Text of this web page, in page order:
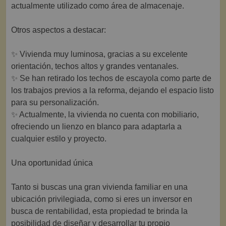
actualmente utilizado como área de almacenaje.
Otros aspectos a destacar:
✨ Vivienda muy luminosa, gracias a su excelente
orientación, techos altos y grandes ventanales.
✨ Se han retirado los techos de escayola como parte de
los trabajos previos a la reforma, dejando el espacio listo
para su personalización.
✨ Actualmente, la vivienda no cuenta con mobiliario,
ofreciendo un lienzo en blanco para adaptarla a
cualquier estilo y proyecto.
Una oportunidad única
Tanto si buscas una gran vivienda familiar en una
ubicación privilegiada, como si eres un inversor en
busca de rentabilidad, esta propiedad te brinda la
posibilidad de diseñar y desarrollar tu propio